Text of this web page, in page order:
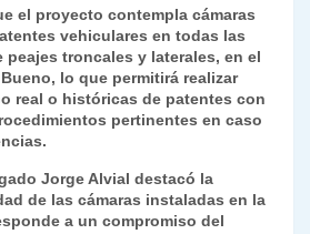
el proyecto contempla cámaras
vehiculares en todas las
peajes troncales y laterales, en el
lo que permitirá realizar
real o históricas de patentes con
pertinentes en caso
Jorge Alvial destacó la
de las cámaras instaladas en la
a un compromiso del